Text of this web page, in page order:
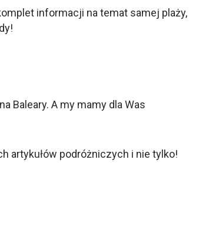
informacji na temat samej plaży,
Baleary. A my mamy dla Was
artykułów podróżniczych i nie tylko!